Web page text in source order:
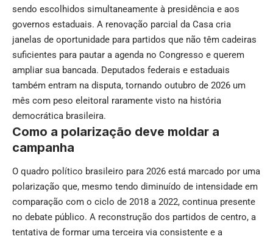
sendo escolhidos simultaneamente à presidência e aos
governos estaduais. A renovação parcial da Casa cria
janelas de oportunidade para partidos que não têm cadeiras
suficientes para pautar a agenda no Congresso e querem
ampliar sua bancada. Deputados federais e estaduais
também entram na disputa, tornando outubro de 2026 um
mês com peso eleitoral raramente visto na história
democrática brasileira.
Como a polarização deve moldar a
campanha
O quadro político brasileiro para 2026 está marcado por uma
polarização que, mesmo tendo diminuído de intensidade em
comparação com o ciclo de 2018 a 2022, continua presente
no debate público. A reconstrução dos partidos de centro, a
tentativa de formar uma terceira via consistente e a